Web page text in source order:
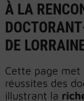
À LA
DE
Cette page met
réussites des
illustrant la